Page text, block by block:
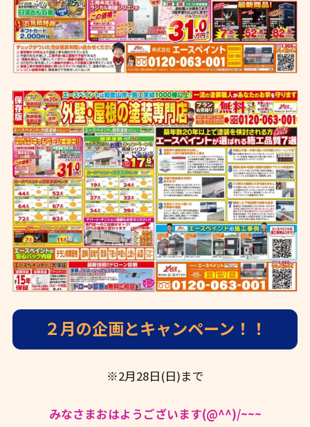
２月の企画とキャンペーン！！
※2月28日(日)まで
みなさまおはようございます(@^^)/~~~